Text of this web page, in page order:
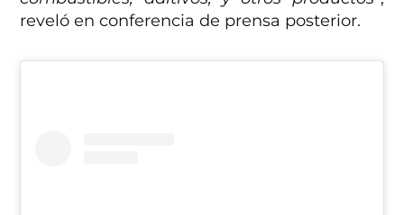
reveló en conferencia de prensa posterior.